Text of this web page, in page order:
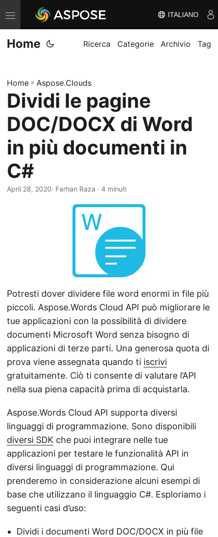
V
ä
x
n
a
i
g
e
r
i
n
ITALIANO
Home Ricerca Categorie Archivio Tag
Home » Aspose.Clouds
Dividi le pagine
DOC/DOCX di Word
in più documenti in
C#
April 28, 2020· Farhan Raza · 4 minuti
Potresti dover dividere file word enormi in file più
piccoli. Aspose.Words Cloud API può migliorare le
tue applicazioni con la possibilità di dividere
documenti Microsoft Word senza bisogno di
applicazioni di terze parti. Una generosa quota di
prova viene assegnata quando ti iscrivi
gratuitamente. Ciò ti consente di valutare l’API
nella sua piena capacità prima di acquistarla.
Aspose.Words Cloud API supporta diversi
linguaggi di programmazione. Sono disponibili
diversi SDK che puoi integrare nelle tue
applicazioni per testare le funzionalità API in
diversi linguaggi di programmazione. Qui
prenderemo in considerazione alcuni esempi di
base che utilizzano il linguaggio C#. Esploriamo i
seguenti casi d’uso:
Dividi i documenti Word DOC/DOCX in più file